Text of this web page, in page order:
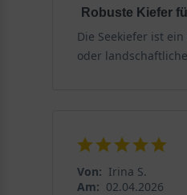
Robuste Kiefer
Die Seekiefer ist
oder
Von: Irina S.
Am: 02.04.2026